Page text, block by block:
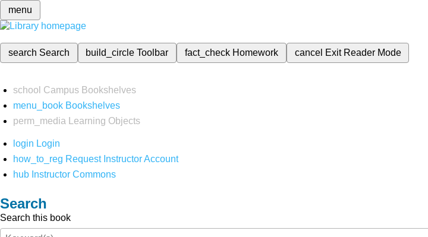
menu
search Search build_circleToolbar fact_check Homework cancel Exit Reader Mode
school Campus Bookshelves
menu_book Bookshelves
perm_media
Learning Objects
login Login
how_to_reg Request Instructor Account
hub Instructor Commons
Search
Search this book